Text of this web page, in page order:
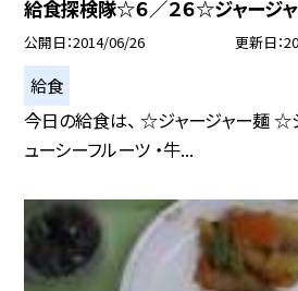
給食探検隊☆６／２６☆ジャージ
公開日 2014/06/26 更新日
給食
今日の給食は、 ☆ジャージャー麺 ☆
ューシーフルーツ ・牛...